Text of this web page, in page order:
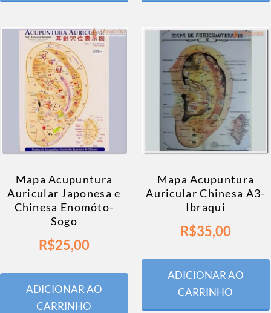
Mapa Acupuntura
Auricular Japonesa e
Chinesa Enomóto-
Sogo
R$25,00
ADICIONAR AO
CARRINHO
Mapa Acupuntura
Auricular Chinesa A3-
Ibraqui
R$35,00
ADICIONAR AO
CARRINHO